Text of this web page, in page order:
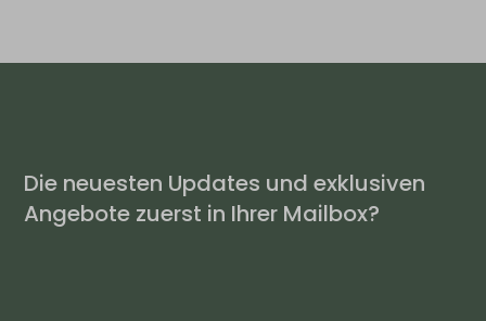
Die neuesten Updates und exklusiven
Angebote zuerst in Ihrer Mailbox?